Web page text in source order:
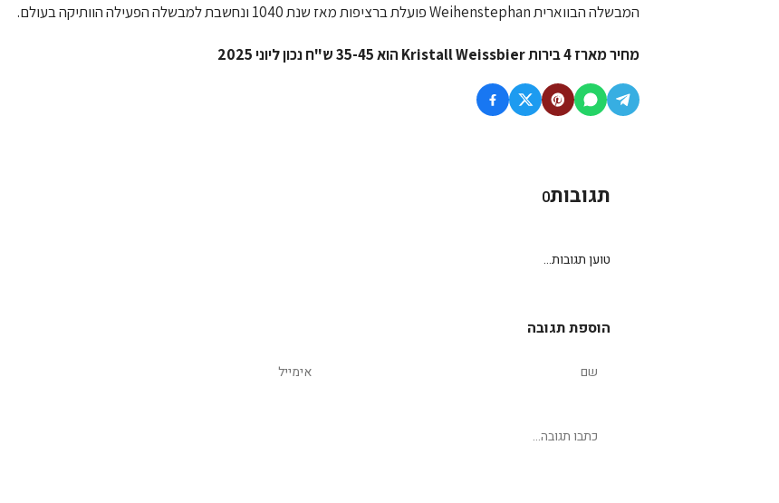
המבשלה הבווארית Weihenstephan פועלת ברציפות מאז שנת 1040 ונחשבת למבשלה הפעילה הוותיקה בעולם.
מחיר מארז 4 בירות Kristall Weissbier הוא 35-45 ש"ח נכון ליוני 2025
תגובות0
טוען תגובות...
הוספת תגובה